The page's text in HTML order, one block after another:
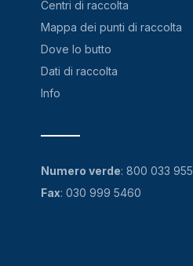
Centri di raccolta
Mappa dei punti di raccolta
Dove lo butto
Dati di raccolta
Info
Numero verde: 800 033 955
Fax: 030 999 5460